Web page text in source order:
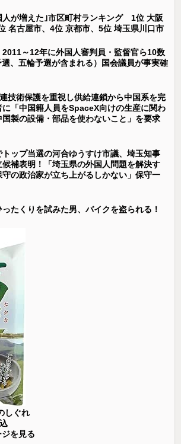
人が増えた｣市区町村ランキング 1位 大阪
名古屋市、4位 京都市、5位 埼玉県川口市
～12年に外国人審判員・監督官ら10数
、五輪予選が含まれる）国会議員が事実確
技術保護を重視し供給連鎖から中国系を完
「中国籍人員をSpaceX向けの生産に関わ
国製の設備・部品を使わないこと」を要求
ップ当選の河合ゆうすけ市議、埼玉知事
補表明！「埼玉県の外国人問題を解決す
の政治家が立ち上がるしかない」保守一
ったくりを試みた男、バイクを盗られる！
しぐれ
ジを見る